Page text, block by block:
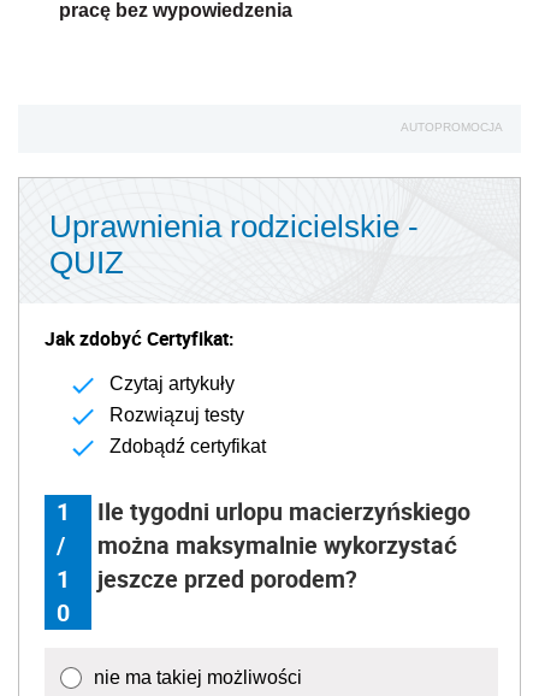
pracę bez wypowiedzenia
AUTOPROMOCJA
Uprawnienia rodzicielskie -
QUIZ
Jak zdobyć Certyfikat:
Czytaj artykuły
Rozwiązuj testy
Zdobądź certyfikat
1
/
1
0
Ile tygodni urlopu macierzyńskiego
można maksymalnie wykorzystać
jeszcze przed porodem?
nie ma takiej możliwości